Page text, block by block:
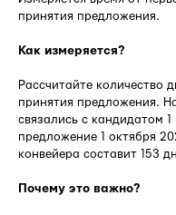
принятия предложения.
Как измеряется?
Рассчитайте количество
принятия предложения.
связались с кандидатом
предложение 1 октября
конвейера составит 153
Почему это важно?